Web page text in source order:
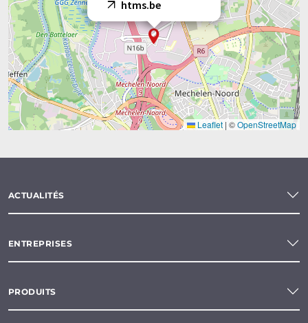
htms.be
Leaflet | ©OpenStreetMap
ACTUALITÉS
ENTREPRISES
PRODUITS